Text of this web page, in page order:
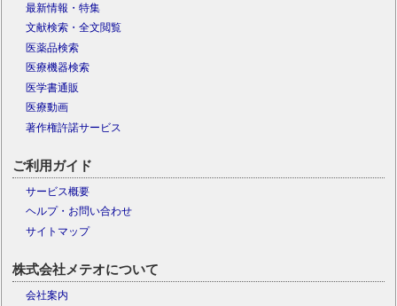
最新情報・特集
文献検索・全文閲覧
医薬品検索
医療機器検索
医学書通販
医療動画
著作権許諾サービス
ご利用ガイド
サービス概要
ヘルプ・お問い合わせ
サイトマップ
株式会社メテオについて
会社案内